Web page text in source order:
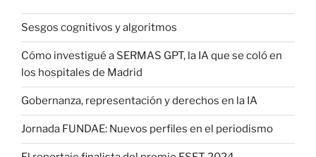
Sesgos cognitivos y algoritmos
Cómo investigué a SERMAS GPT, la IA que se coló en
los hospitales de Madrid
Gobernanza, representación y derechos en la IA
Jornada FUNDAE: Nuevos perfiles en el periodismo